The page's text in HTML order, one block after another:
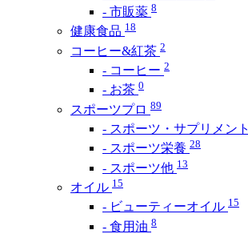
- 市販薬 8
健康食品 18
コーヒー&紅茶 2
- コーヒー 2
- お茶 0
スポーツプロ 89
- スポーツ・サプリメント
- スポーツ栄養 28
- スポーツ他 13
オイル 15
- ビューティーオイル 15
- 食用油 8